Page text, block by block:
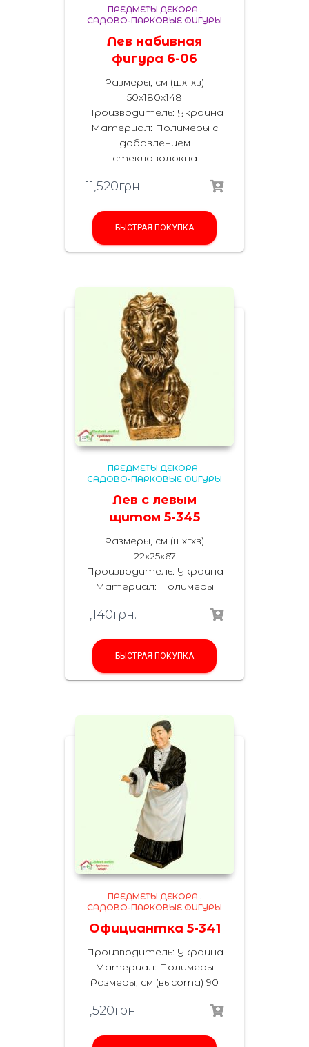
ПРЕДМЕТЫ ДЕКОРА ,
САДОВО-ПАРКОВЫЕ ФИГУРЫ
Лев набивная
фигура 6-06
Размеры, см (шхгхв)
50х180х148
Производитель: Украина
Материал: Полимеры с
добавлением
стекловолокна
11,520грн.
БЫСТРАЯ ПОКУПКА
ПРЕДМЕТЫ ДЕКОРА ,
САДОВО-ПАРКОВЫЕ ФИГУРЫ
Лев с левым
щитом 5-345
Размеры, см (шхгхв)
22х25х67
Производитель: Украина
Материал: Полимеры
1,140грн.
БЫСТРАЯ ПОКУПКА
ПРЕДМЕТЫ ДЕКОРА ,
САДОВО-ПАРКОВЫЕ ФИГУРЫ
Официантка 5-341
Производитель: Украина
Материал: Полимеры
Размеры, см (высота) 90
1,520грн.